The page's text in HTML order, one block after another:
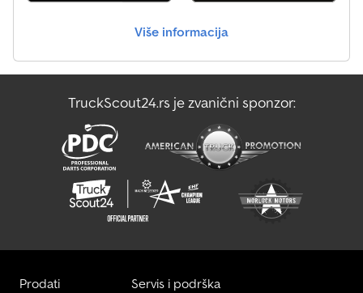
Više informacija
TruckScout24.rs je zvanični sponzor:
Prodati Servis i podrška